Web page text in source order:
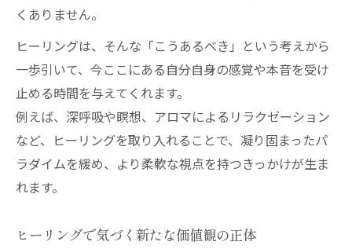
くありません。
ヒーリングは、そんな「こうあるべき」という考えから
一歩引いて、今ここにある自分自身の感覚や本音を受け
止める時間を与えてくれます。
例えば、深呼吸や瞑想、アロマによるリラクゼーション
など、ヒーリングを取り入れることで、凝り固まったパ
ラダイムを緩め、より柔軟な視点を持つきっかけが生ま
れます。
ヒーリングで気づく新たな価値観の正体